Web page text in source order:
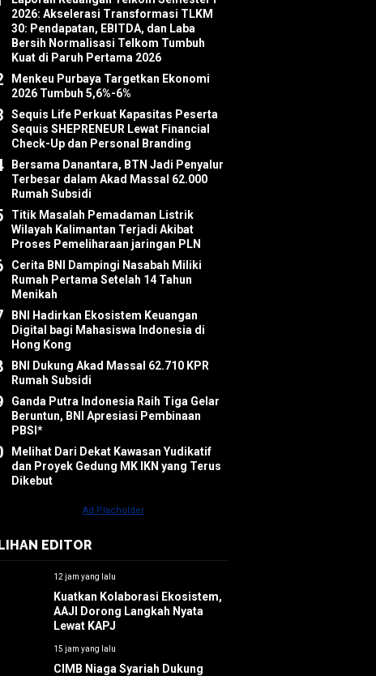
2026: Akselerasi Transformasi TLKM
30: Pendapatan, EBITDA, dan Laba
Bersih Normalisasi Telkom Tumbuh
Kuat di Paruh Pertama 2026
Menkeu Purbaya Targetkan Ekonomi
2026 Tumbuh 5,6%-6%
Sequis Life Perkuat Kapasitas Peserta
Sequis SHEPRENEUR Lewat Financial
Check-Up dan Personal Branding
Bersama Danantara, BTN Jadi Penyalur
Terbesar dalam Akad Massal 62.000
Rumah Subsidi
Titik Masalah Pemadaman Listrik
Wilayah Kalimantan Terjadi Akibat
Proses Pemeliharaan jaringan PLN
Cerita BNI Dampingi Nasabah Miliki
Rumah Pertama Setelah 14 Tahun
Menikah
BNI Hadirkan Ekosistem Keuangan
Digital bagi Mahasiswa Indonesia di
Hong Kong
BNI Dukung Akad Massal 62.710 KPR
Rumah Subsidi
Ganda Putra Indonesia Raih Tiga Gelar
Beruntun, BNI Apresiasi Pembinaan
PBSI*
Melihat Dari Dekat Kawasan Yudikatif
dan Proyek Gedung MK IKN yang Terus
Dikebut
EDITOR
12 jam yang lalu
Kuatkan Kolaborasi Ekosistem,
AAJI Dorong Langkah Nyata
Lewat KAPJ
15 jam yang lalu
CIMB Niaga Syariah Dukung